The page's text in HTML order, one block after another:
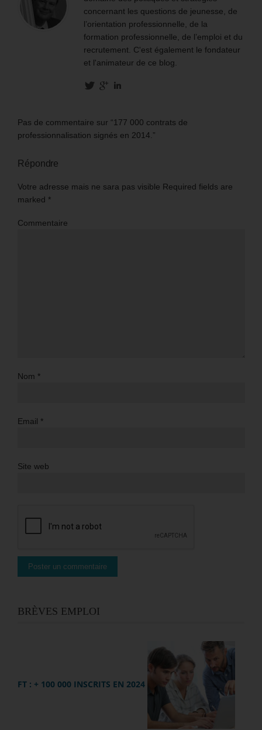
concernant les questions de jeunesse, de
l’orientation professionnelle, de la
formation professionnelle, de l’emploi et du
recrutement. C'est également le fondateur
et l'animateur de ce blog.
Pas de commentaire sur “177 000 contrats de
professionnalisation signés en 2014.”
Répondre
Votre adresse mais ne sara pas visible Required fields are
marked *
Commentaire
Nom *
Email *
Site web
BRÈVES EMPLOI
FT : + 100 000 INSCRITS EN 2024